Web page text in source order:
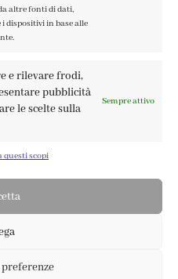
altre fonti di dati,
dispositivi in base alle
e rilevare frodi,
pubblicità
le scelte sulla
Sempre attivo
questi scopi
13, 23900 LECCO
| DESIGN BY